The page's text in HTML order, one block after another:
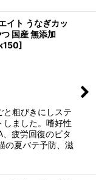
イト うなぎカッ
国産 無添加
]
と粗びきにしステ
しました。嗜好性
疲労回復のビタ
の夏バテ予防、滋